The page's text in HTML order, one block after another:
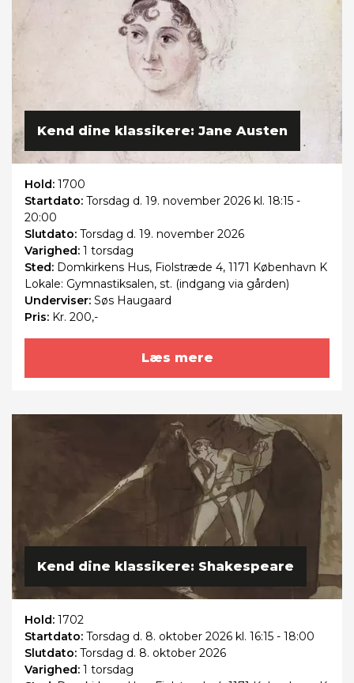
Kend dine klassikere: Jane Austen
Hold: 1700
Startdato: Torsdag d. 19. november 2026 kl. 18:15 -
20:00
Slutdato: Torsdag d. 19. november 2026
Varighed: 1 torsdag
Sted: Domkirkens Hus, Fiolstræde 4, 1171 København K
Lokale: Gymnastiksalen, st. (indgang via gården)
Underviser: Søs Haugaard
Pris: Kr. 200,-
Læs mere
Kend dine klassikere: Shakespeare
Hold: 1702
Startdato: Torsdag d. 8. oktober 2026 kl. 16:15 - 18:00
Slutdato: Torsdag d. 8. oktober 2026
Varighed: 1 torsdag